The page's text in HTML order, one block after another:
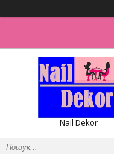
Nail Dekor